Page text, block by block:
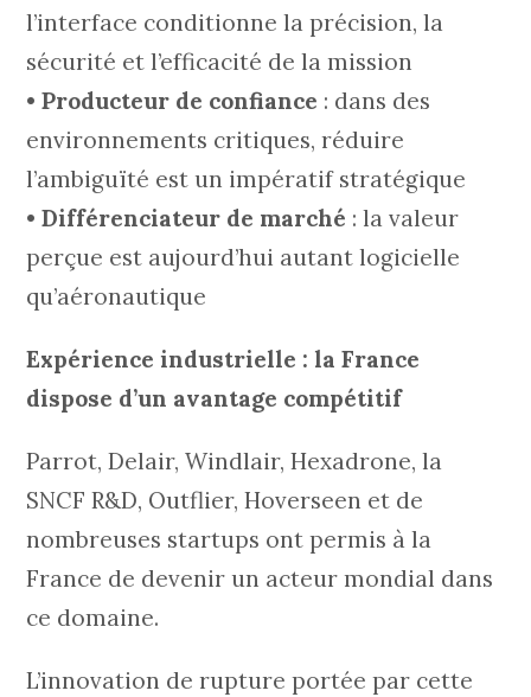
l’interface conditionne la précision, la
sécurité et l’efficacité de la mission
•Producteur de confiance : dans des
environnements critiques, réduire
l’ambiguïté est un impératif stratégique
•Différenciateur de marché : la valeur
perçue est aujourd’hui autant logicielle
qu’aéronautique
Expérience industrielle : la France
dispose d’un avantage compétitif
Parrot, Delair, Windlair, Hexadrone, la
SNCF R&D, Outflier, Hoverseen et de
nombreuses startups ont permis à la
France de devenir un acteur mondial dans
ce domaine.
L’innovation de rupture portée par cette